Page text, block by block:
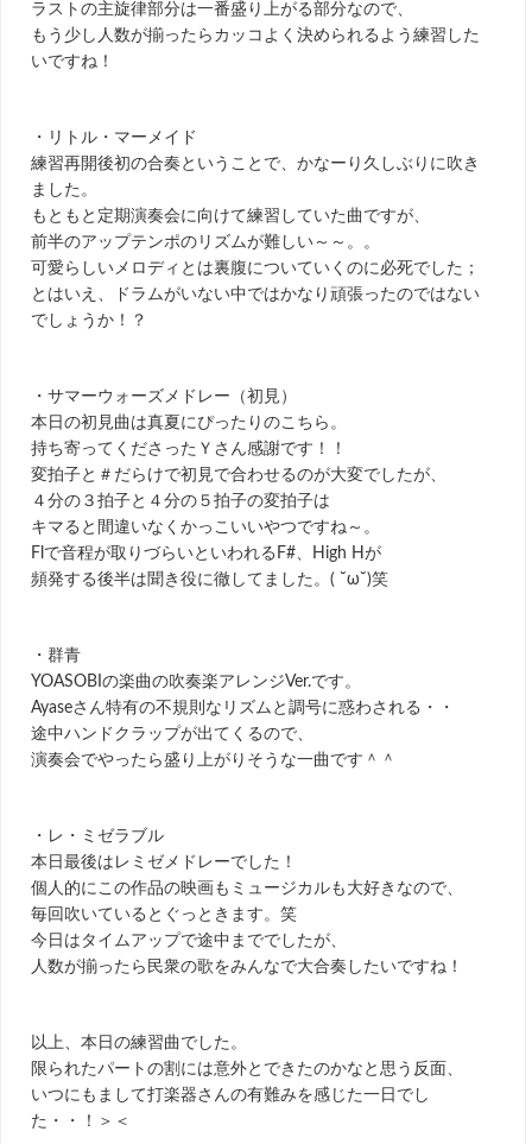
ラストの主旋律部分は一番盛り上がる部分なので、
もう少し人数が揃ったらカッコよく決められるよう練習した
いですね！
・リトル・マーメイド
練習再開後初の合奏ということで、かなーり久しぶりに吹き
ました。
もともと定期演奏会に向けて練習していた曲ですが、
前半のアップテンポのリズムが難しい～～。。
可愛らしいメロディとは裏腹についていくのに必死でした；
とはいえ、ドラムがいない中ではかなり頑張ったのではない
でしょうか！？
・サマーウォーズメドレー（初見）
本日の初見曲は真夏にぴったりのこちら。
持ち寄ってくださったＹさん感謝です！！
変拍子と＃だらけで初見で合わせるのが大変でしたが、
４分の３拍子と４分の５拍子の変拍子は
キマると間違いなくかっこいいやつですね～。
Flで音程が取りづらいといわれるF#、High Hが
頻発する後半は聞き役に徹してました。( ˘ω˘)笑
・群青
YOASOBIの楽曲の吹奏楽アレンジVer.です。
Ayaseさん特有の不規則なリズムと調号に惑わされる・・
途中ハンドクラップが出てくるので、
演奏会でやったら盛り上がりそうな一曲です＾＾
・レ・ミゼラブル
本日最後はレミゼメドレーでした！
個人的にこの作品の映画もミュージカルも大好きなので、
毎回吹いているとぐっときます。笑
今日はタイムアップで途中まででしたが、
人数が揃ったら民衆の歌をみんなで大合奏したいですね！
以上、本日の練習曲でした。
限られたパートの割には意外とできたのかなと思う反面、
いつにもまして打楽器さんの有難みを感じた一日でし
た・・！＞＜